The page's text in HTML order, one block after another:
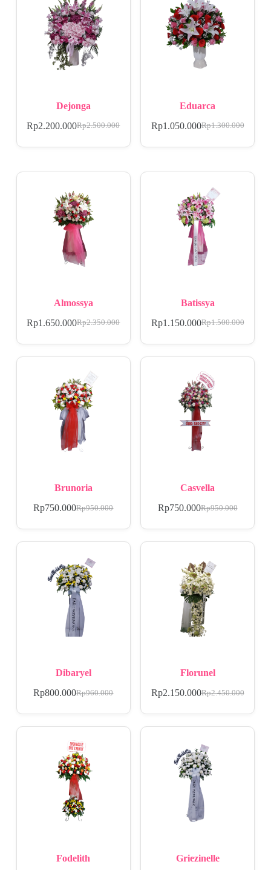
Dejonga
Rp2.500.000
Rp2.200.000
Eduarca
Rp1.300.000
Rp1.050.000
Almossya
Rp2.350.000
Rp1.650.000
Batissya
Rp1.500.000
Rp1.150.000
Brunoria
Rp950.000
Rp750.000
Casvella
Rp950.000
Rp750.000
Dibaryel
Rp960.000
Rp800.000
Florunel
Rp2.450.000
Rp2.150.000
Fodelith Griezinelle